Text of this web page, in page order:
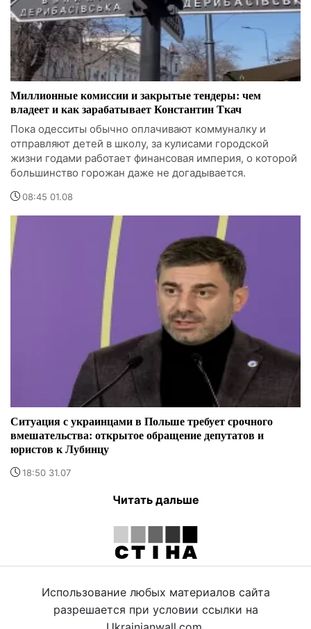
Миллионные комиссии и закрытые тендеры: чем
владеет и как зарабатывает Константин Ткач
Пока одесситы обычно оплачивают коммуналку и
отправляют детей в школу, за кулисами городской
жизни годами работает финансовая империя, о которой
большинство горожан даже не догадывается.
08:45 01.08
Ситуация с украинцами в Польше требует срочного
вмешательства: открытое обращение депутатов и
юристов к Лубинцу
18:50 31.07
Читать дальше
Использование любых материалов сайта
разрешается при условии ссылки на